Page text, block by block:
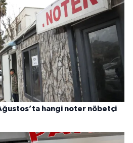
hangi noter nöbetçi